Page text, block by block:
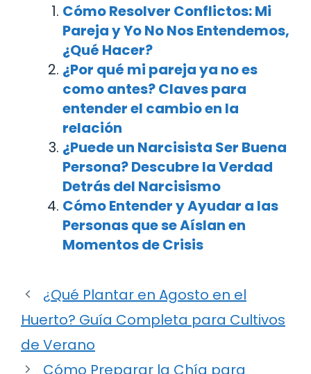
Cómo Resolver Conflictos: Mi
Pareja y Yo No Nos Entendemos,
¿Qué Hacer?
¿Por qué mi pareja ya no es
como antes? Claves para
entender el cambio en la
relación
¿Puede un Narcisista Ser Buena
Persona? Descubre la Verdad
Detrás del Narcisismo
Cómo Entender y Ayudar a las
Personas que se Aíslan en
Momentos de Crisis
¿Qué Plantar en Agosto en el
Huerto? Guía Completa para Cultivos
de Verano
Cómo Preparar la Chía para